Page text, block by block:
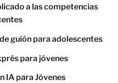
a las competencias
guión para adolescentes
para jóvenes
IA para Jóvenes